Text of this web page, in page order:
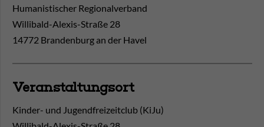
Humanistischer Regionalverband
Willibald-Alexis-Straße 28
14772 Brandenburg an der Havel
Veranstaltungsort
Kinder- und Jugendfreizeitclub (KiJu)